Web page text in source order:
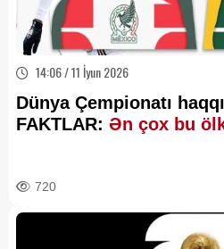
14:06 / 11 İyun 2026
Dünya Çempionatı
FAKTLAR: Ən çox bu
720